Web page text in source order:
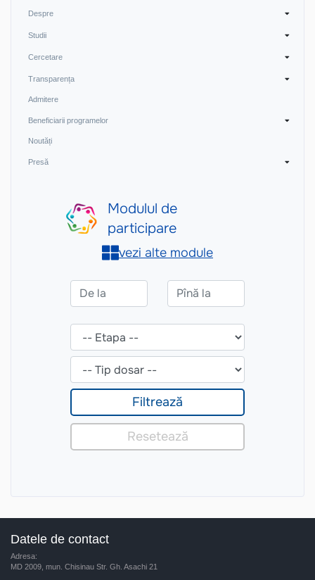
Despre
Studii
Cercetare
Transparența
Admitere
Beneficiarii programelor
Noutăți
Presă
Datele de contact
Adresa:
MD 2009, mun. Chisinau Str. Gh. Asachi 21